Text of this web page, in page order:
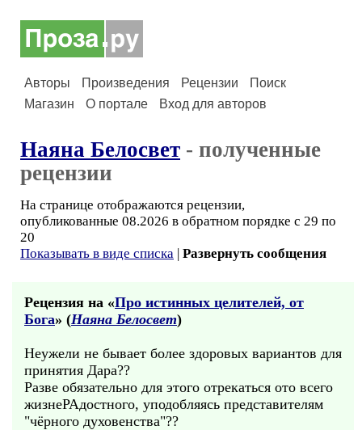
Авторы Произведения Рецензии
Поиск
Магазин
О портале Вход для авторов
Наяна Белосвет - полученные
рецензии
На странице отображаются рецензии,
опубликованные 08.2026 в обратном порядке с 29 по
20
Показывать в виде списка | Развернуть сообщения
Рецензия на «Про истинных целителей, от
Бога» (Наяна Белосвет)
Неужели не бывает более здоровых вариантов для
принятия Дара??
Разве обязательно для этого отрекаться ото всего
жизнеРАдостного, уподобляясь представителям
"чёрного духовенства"??